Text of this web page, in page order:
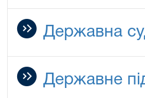
Державна
Державне